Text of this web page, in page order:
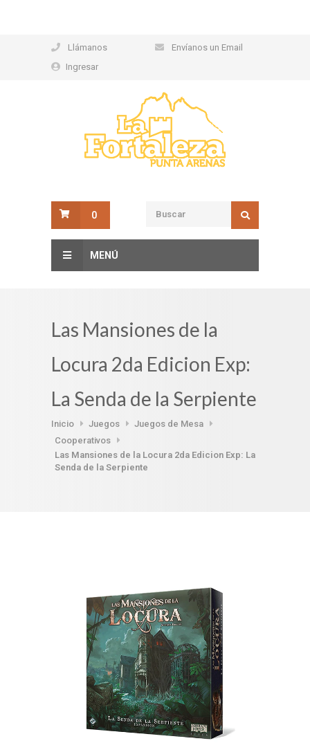
Llámanos
Envíanos un Email
Ingresar
0
MENÚ
Las Mansiones de la
Locura 2da Edicion Exp:
La Senda de la Serpiente
Inicio Juegos
Juegos de Mesa
Cooperativos
Las Mansiones de la Locura 2da Edicion Exp: La
Senda de la Serpiente